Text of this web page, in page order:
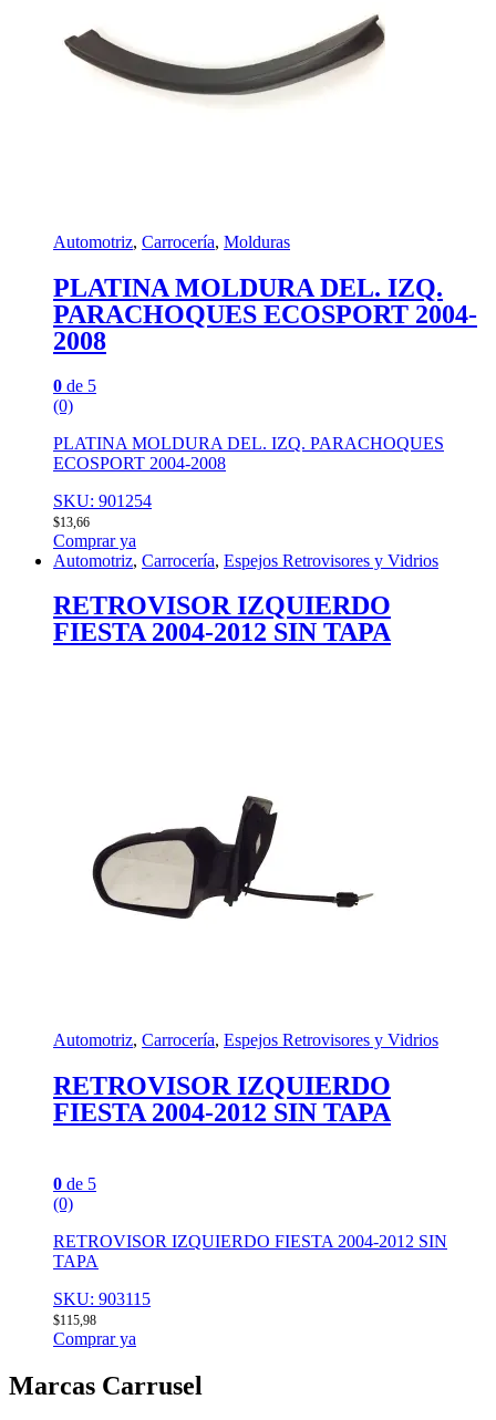
Automotriz, Carrocería, Molduras
PLATINA MOLDURA DEL. IZQ.
PARACHOQUES ECOSPORT 2004-
2008
0 de 5
(0)
PLATINA MOLDURA DEL. IZQ. PARACHOQUES
ECOSPORT 2004-2008
SKU: 901254
$13,66
Comprar ya
Automotriz, Carrocería, Espejos Retrovisores y Vidrios
RETROVISOR IZQUIERDO
FIESTA 2004-2012 SIN TAPA
Automotriz, Carrocería, Espejos Retrovisores y Vidrios
RETROVISOR IZQUIERDO
FIESTA 2004-2012 SIN TAPA
0 de 5
(0)
RETROVISOR IZQUIERDO FIESTA 2004-2012 SIN
TAPA
SKU: 903115
$115,98
Comprar ya
Marcas Carrusel